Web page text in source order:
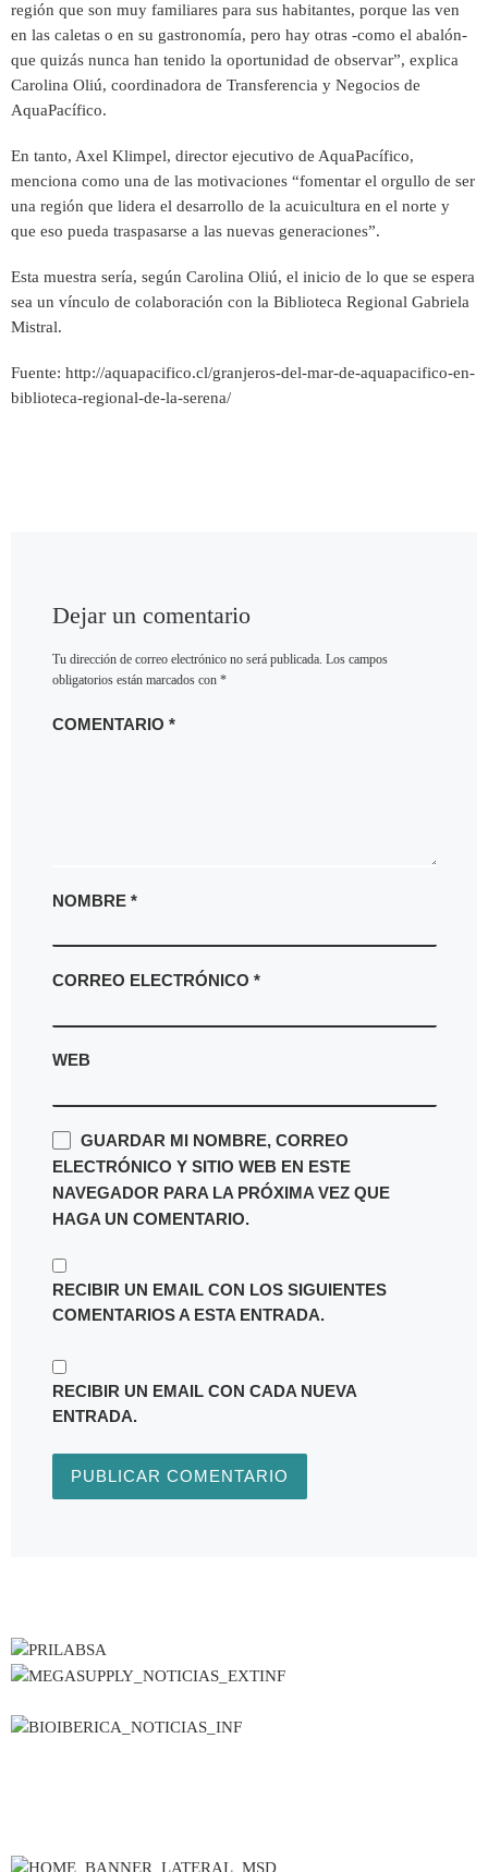
región que son muy familiares para sus habitantes, porque las ven
en las caletas o en su gastronomía, pero hay otras -como el abalón-
que quizás nunca han tenido la oportunidad de observar”, explica
Carolina Oliú, coordinadora de Transferencia y Negocios de
AquaPacífico.
En tanto, Axel Klimpel, director ejecutivo de AquaPacífico,
menciona como una de las motivaciones “fomentar el orgullo de ser
una región que lidera el desarrollo de la acuicultura en el norte y
que eso pueda traspasarse a las nuevas generaciones”.
Esta muestra sería, según Carolina Oliú, el inicio de lo que se espera
sea un vínculo de colaboración con la Biblioteca Regional Gabriela
Mistral.
Fuente: http://aquapacifico.cl/granjeros-del-mar-de-aquapacifico-en-
biblioteca-regional-de-la-serena/
Dejar un comentario
Tu dirección de correo electrónico no será publicada. Los campos
obligatorios están marcados con *
COMENTARIO *
NOMBRE *
CORREO ELECTRÓNICO *
WEB
GUARDAR MI NOMBRE, CORREO
ELECTRÓNICO Y SITIO WEB EN ESTE
NAVEGADOR PARA LA PRÓXIMA VEZ QUE
HAGA UN COMENTARIO.
RECIBIR UN EMAIL CON LOS SIGUIENTES
COMENTARIOS A ESTA ENTRADA.
RECIBIR UN EMAIL CON CADA NUEVA
ENTRADA.